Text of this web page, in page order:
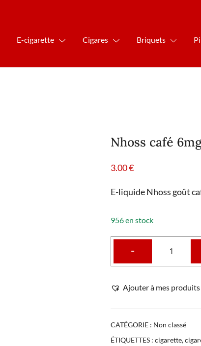
E-cigarette Cigares Briquets
Nhoss café
3.00€
E-liquide Nhoss goût
956 en stock
-
Ajouter à mes
CATÉGORIE : Non classé
ÉTIQUETTES : cigarette,